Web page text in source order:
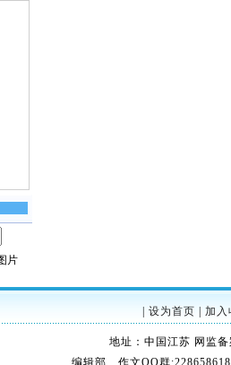
片
设为首页 加入
地址：中国江苏 网监
编辑部、作文QQ群